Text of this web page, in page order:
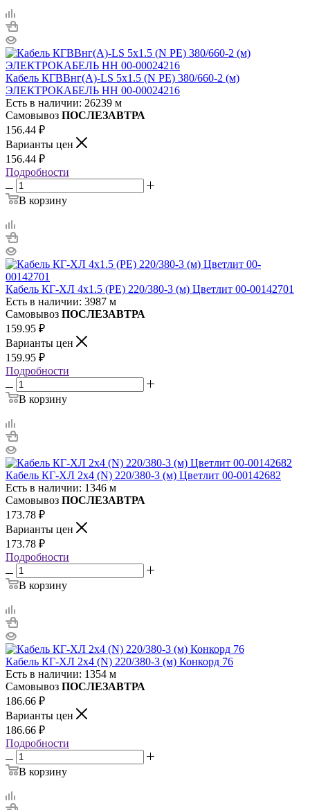
Кабель КГВВнг(А)-LS 5х1.5 (N PE) 380/660-2 (м)
ЭЛЕКТРОКАБЕЛЬ НН 00-00024216
Есть в наличии: 26239 м
Самовывоз ПОСЛЕЗАВТРА
156.44 ₽
Варианты цен
156.44 ₽
Подробности
В корзину
Кабель КГ-ХЛ 4х1.5 (PE) 220/380-3 (м) Цветлит 00-00142701
Есть в наличии: 3987 м
Самовывоз ПОСЛЕЗАВТРА
159.95 ₽
Варианты цен
159.95 ₽
Подробности
В корзину
Кабель КГ-ХЛ 2х4 (N) 220/380-3 (м) Цветлит 00-00142682
Есть в наличии: 1346 м
Самовывоз ПОСЛЕЗАВТРА
173.78 ₽
Варианты цен
173.78 ₽
Подробности
В корзину
Кабель КГ-ХЛ 2х4 (N) 220/380-3 (м) Конкорд 76
Есть в наличии: 1354 м
Самовывоз ПОСЛЕЗАВТРА
186.66 ₽
Варианты цен
186.66 ₽
Подробности
В корзину